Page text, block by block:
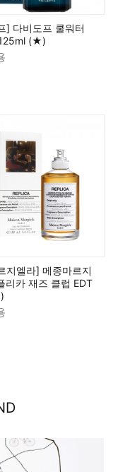
] 다비도프 쿨워터
(★)
지엘라] 메종마르지
리카 재즈 클럽 EDT